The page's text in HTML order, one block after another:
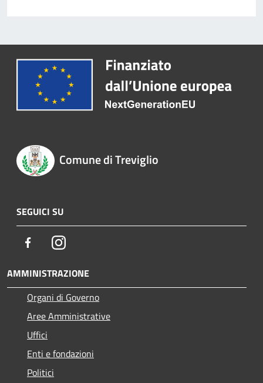
Comune di Treviglio
SEGUICI SU
FacebookInstagram
AMMINISTRAZIONE
Organi di Governo
Aree Amministrative
Uffici
Enti e fondazioni
Politici